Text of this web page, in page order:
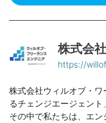
株式会
https://
株式会社ウィルオブ・
るチェンジエージェント
その中で私たちは、エ